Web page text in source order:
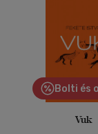
Bolti és
Vuk